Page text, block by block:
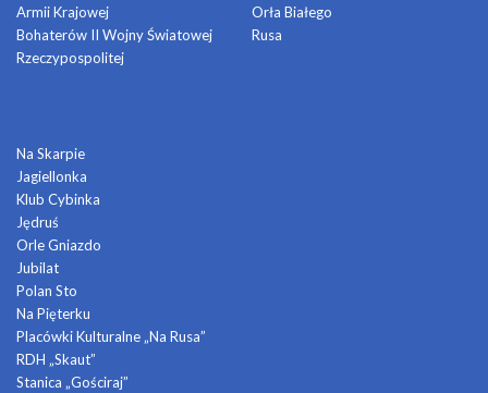
Armii Krajowej
Bohaterów II Wojny Światowej
Rzeczypospolitej
Orła Białego
Rusa
Na Skarpie
Jagiellonka
Klub Cybinka
Jędruś
Orle Gniazdo
Jubilat
Polan Sto
Na Pięterku
Placówki Kulturalne „Na Rusa”
RDH „Skaut”
Stanica „Gościraj”